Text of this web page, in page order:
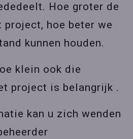
Hoe groter de
project, hoe beter we
kunnen houden.
klein ook die
project is belangrijk .
kan u zich wenden